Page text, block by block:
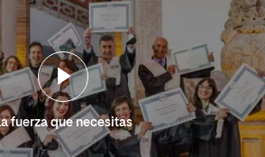
fuerza que necesitas